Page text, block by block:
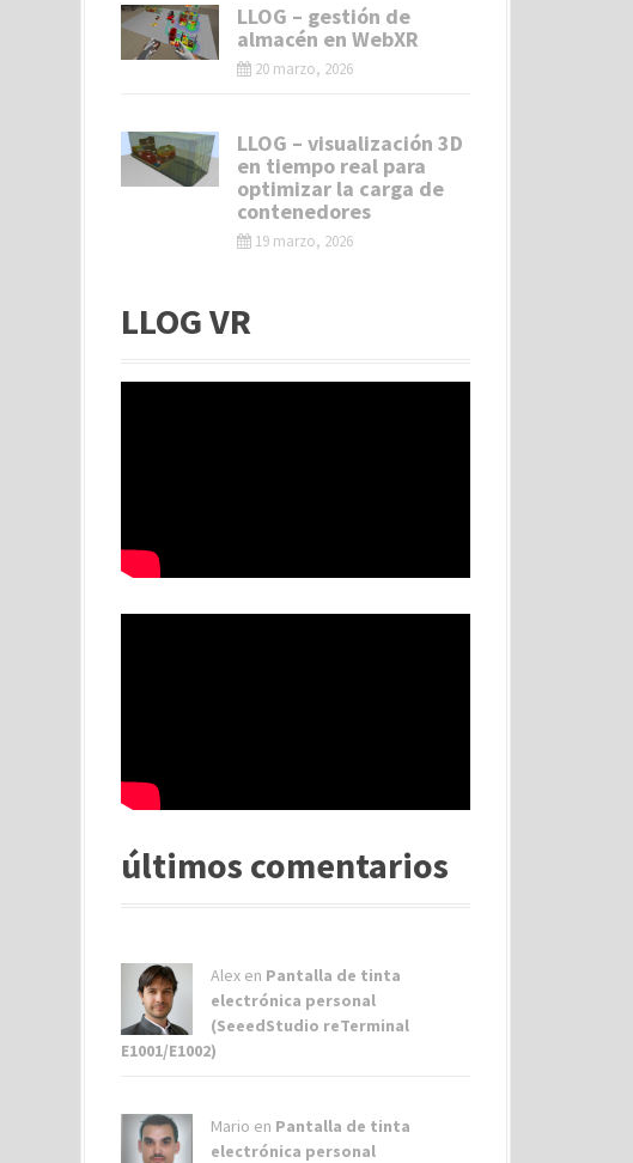
LLOG – gestión de
almacén en WebXR
20 marzo, 2026
LLOG – visualización 3D
en tiempo real para
optimizar la carga de
contenedores
19 marzo, 2026
LLOG VR
últimos comentarios
Alex en Pantalla de tinta
electrónica personal
(SeeedStudio reTerminal
E1001/E1002)
Mario en Pantalla de tinta
electrónica personal